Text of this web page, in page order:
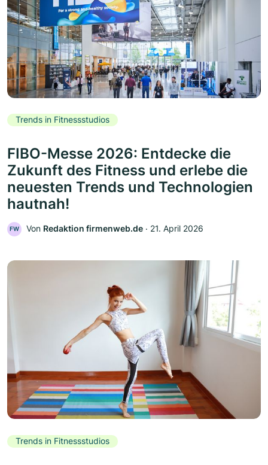
Trends in Fitnessstudios
FIBO-Messe 2026: Entdecke die
Zukunft des Fitness und erlebe die
neuesten Trends und Technologien
hautnah!
FW Von Redaktion firmenweb.de ‧ 21. April 2026
Trends in Fitnessstudios